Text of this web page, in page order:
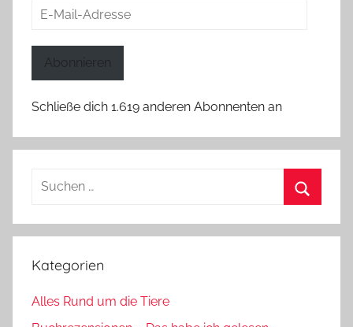
E-
Abonnieren
Schließe dich 1.619 anderen Abonnenten an
Suchen
Kategorien
Alles Rund um die Tiere